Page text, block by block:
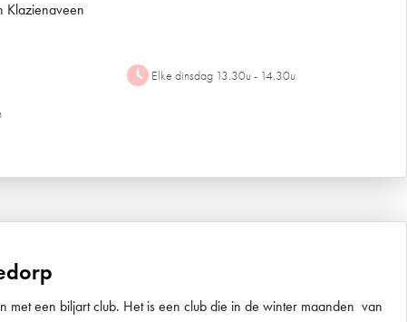
Klazienaveen
Elke dinsdag 13.30u - 14.30u
met een biljart club. Het is een club die in de winter maanden van